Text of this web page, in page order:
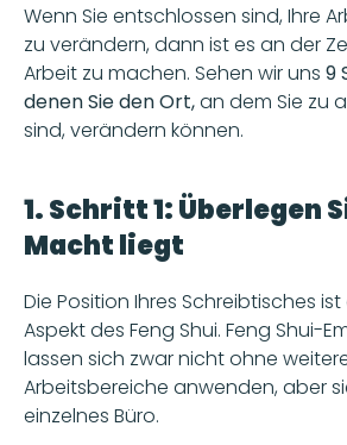
Wenn Sie entschlossen sind, Ihre
zu verändern, dann ist es an der
Arbeit zu machen. Sehen wir uns 9
denen Sie den Ort, an dem Sie zu
sind, verändern können.
1. Schritt 1: Überlegen
Macht liegt
Die Position Ihres Schreibtisches
Aspekt des Feng Shui. Feng Shui-
lassen sich zwar nicht ohne
Arbeitsbereiche anwenden, aber
einzelnes Büro.